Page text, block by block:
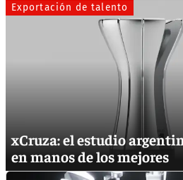
Exportación de talento
xCruza: el estudio
en manos de los mejores